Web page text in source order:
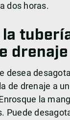
dos horas.
drenaje
desea
de drenaje a
la
Puede